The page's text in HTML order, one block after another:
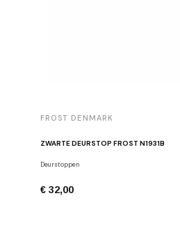
FROST DENMARK
ZWARTE DEURSTOP FROST N1931B
Deurstoppen
€ 32,00